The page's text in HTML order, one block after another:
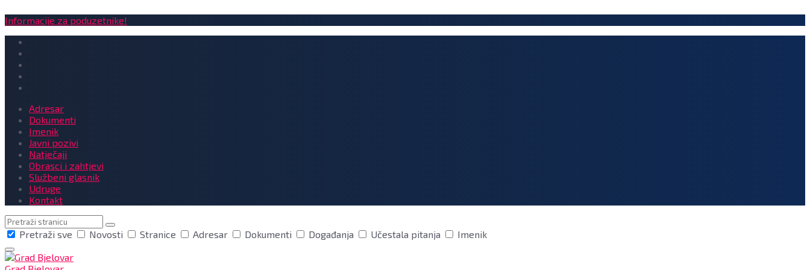
Informacije za poduzetnike!
Adresar
Dokumenti
Imenik
Javni pozivi
Natječaji
Obrasci i zahtjevi
Službeni glasnik
Udruge
Kontakt
Pretraga
Pretraži sve
Novosti Stranice Adresar Dokumenti Događanja Učestala pitanja Imenik